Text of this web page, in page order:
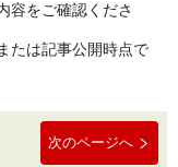
容をご確認くださ
たは記事公開時点で
次のページへ